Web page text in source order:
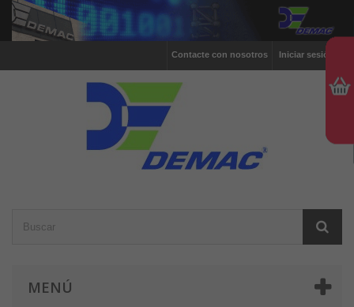
Iniciar sesión
Contacte con nosotros
MENÚ